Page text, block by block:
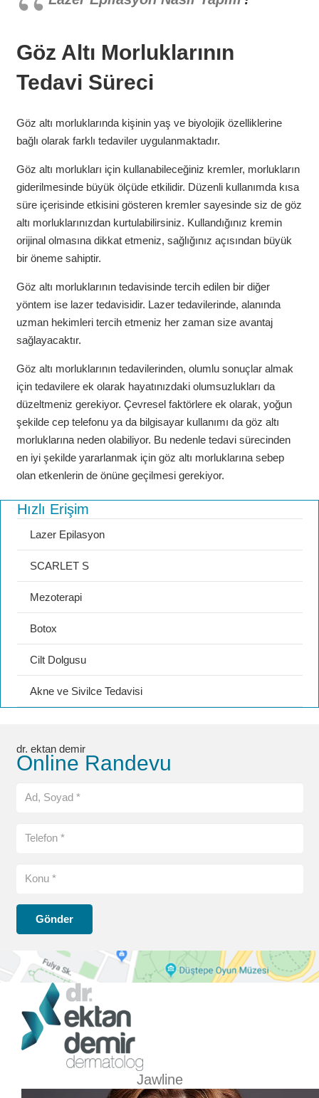
Göz Altı Morluklarının
Tedavi Süreci
Göz altı morluklarında kişinin yaş ve biyolojik özelliklerine
bağlı olarak farklı tedaviler uygulanmaktadır.
Göz altı morlukları için kullanabileceğiniz kremler, morlukların
giderilmesinde büyük ölçüde etkilidir. Düzenli kullanımda kısa
süre içerisinde etkisini gösteren kremler sayesinde siz de göz
altı morluklarınızdan kurtulabilirsiniz. Kullandığınız kremin
orijinal olmasına dikkat etmeniz, sağlığınız açısından büyük
bir öneme sahiptir.
Göz altı morluklarının tedavisinde tercih edilen bir diğer
yöntem ise lazer tedavisidir. Lazer tedavilerinde, alanında
uzman hekimleri tercih etmeniz her zaman size avantaj
sağlayacaktır.
Göz altı morluklarının tedavilerinden, olumlu sonuçlar almak
için tedavilere ek olarak hayatınızdaki olumsuzlukları da
düzeltmeniz gerekiyor. Çevresel faktörlere ek olarak, yoğun
şekilde cep telefonu ya da bilgisayar kullanımı da göz altı
morluklarına neden olabiliyor. Bu nedenle tedavi sürecinden
en iyi şekilde yararlanmak için göz altı morluklarına sebep
olan etkenlerin de önüne geçilmesi gerekiyor.
Hızlı Erişim
Lazer Epilasyon
SCARLET S
Mezoterapi
Botox
Cilt Dolgusu
Akne ve Sivilce Tedavisi
dr. ektan demir
Online Randevu
Gönder
Jawline